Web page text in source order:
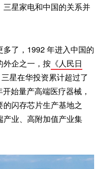
星家电和中国的关系并
了，1992 年进入中国的
外企之一，按 《人民日
星在华投资累计超过了
始量产高端医疗器械，
闪存芯片生产基地之
业、高附加值产业集